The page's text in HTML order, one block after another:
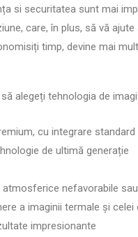
si securitatea sunt mai
care, în plus, să vă
timp, devine mai
alegeți tehnologia de
cu integrare standard
de ultimă generație
nefavorabile
a imaginii termale și celei
impresionante